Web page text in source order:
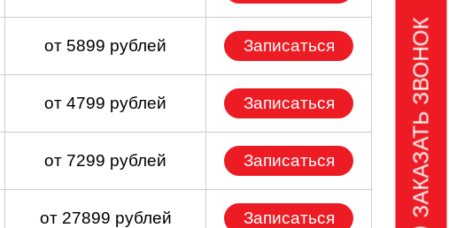
от 5899 рублей Записаться
от 4799 рублей Записаться
от 7299 рублей Записаться
от 27899 рублей Записаться ЗАКАЗАТЬ ЗВОНОК